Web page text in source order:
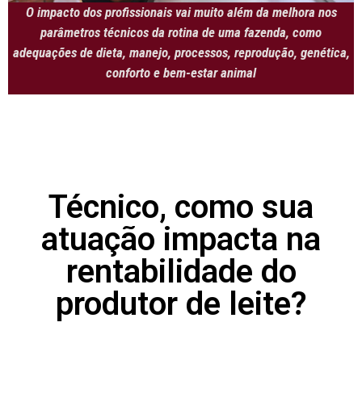
O impacto dos profissionais vai muito além da melhora nos
parâmetros técnicos da rotina de uma fazenda, como
adequações de dieta, manejo, processos, reprodução, genética,
conforto e bem-estar animal
Técnico, como sua
atuação impacta na
rentabilidade do
produtor de leite?